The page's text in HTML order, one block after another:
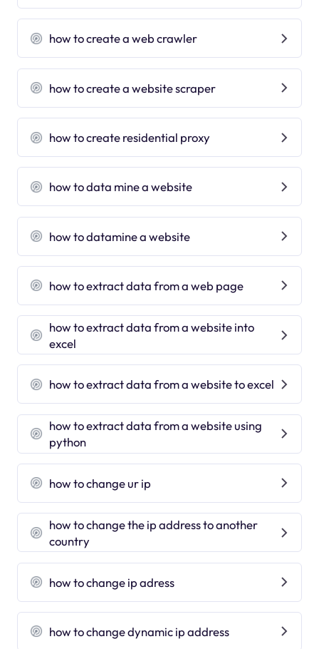
how to create a web crawler
how to create a website scraper
how to create residential proxy
how to data mine a website
how to datamine a website
how to extract data from a web page
how to extract data from a website into
excel
how to extract data from a website to excel
how to extract data from a website using
python
how to change ur ip
how to change the ip address to another
country
how to change ip adress
how to change dynamic ip address